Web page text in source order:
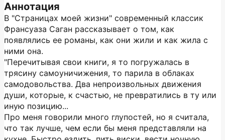
Аннотация
В "Страницах моей жизни" современный классик
Франсуаза Саган рассказывает о том, как
появлялись ее романы, как они жили и как жила с
ними она.
"Перечитывая свои книги, я то погружалась в
трясину самоуничижения, то парила в облаках
самодовольства. Два непроизвольных движения
души, которые, к счастью, не превратились в ту или
иную позицию...
Про меня говорили много глупостей, но я считала,
что так лучше, чем если бы меня представляли на